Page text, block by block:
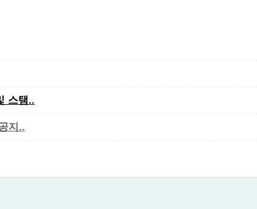
스탬..
지..